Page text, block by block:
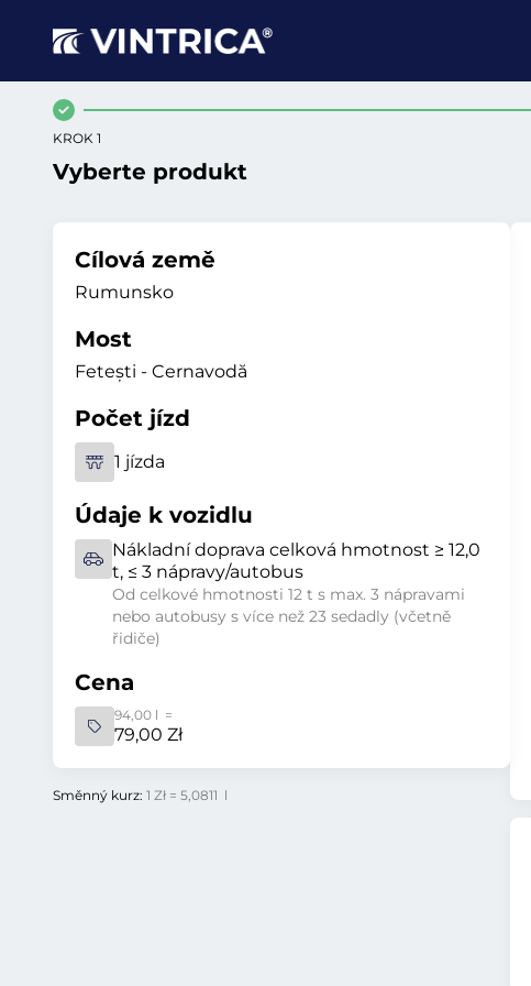
KROK 1
Vyberte produkt
Cílová země
Rumunsko
Most
Fetești - Cernavodă
Počet jízd
1 jízda
Údaje k vozidlu
Nákladní doprava celková hmotnost ≥ 12,0
t, ≤ 3 nápravy/autobus
Od celkové hmotnosti 12 t s max. 3 nápravami
nebo autobusy s více než 23 sedadly (včetně
řidiče)
Cena
94,00 l =
79,00 Zł
Směnný kurz: 1 Zł = 5,0811 l